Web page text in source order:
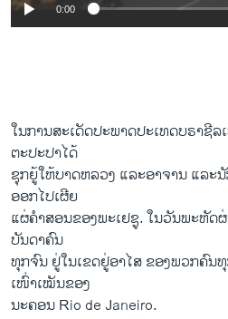
0:00
ໃນການສະເດັດປະພາດປະເທດບຣາຊີ
ຕະປະປາໄດ້
ຊຸກຍູ້ໃຫ້ບາດຫລວງ ແລະອາຈານ ແລ
ອອກໄປເຜີຍ
ແຜ່ຄໍາສອນຂອງພະເຢຊູ. ໃນວັນພະຫັດ
ບັນດາຄົນ
ທຸກຈົນ ຢູ່ໃນເຂດຢູ່ອາໄສ ຂອງພວກຄົນ
ເໜົ່າເໝັນຂອງ
ນະຄອນ Rio de Janeiro.